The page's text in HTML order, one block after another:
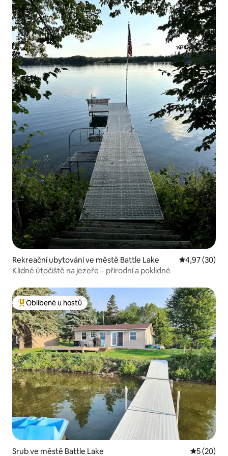
Rekreační ubytování ve městě Battle Lake Průměrné
4,97 (30)
Klidné útočiště na jezeře – přírodní a poklidné
Nejlepší v kategorii Oblíbené u hostů
Oblíbené u hostů
Srub ve městě Battle Lake Průměrné
5 (20)